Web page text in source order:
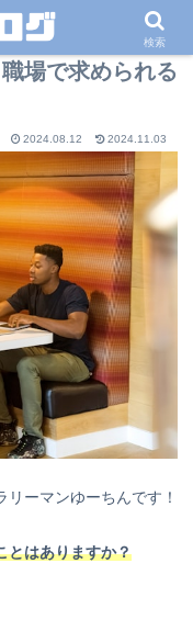
場で求められる
2024.08.12 2024.11.03
ーマンゆーちんです！
とはありますか？
検索